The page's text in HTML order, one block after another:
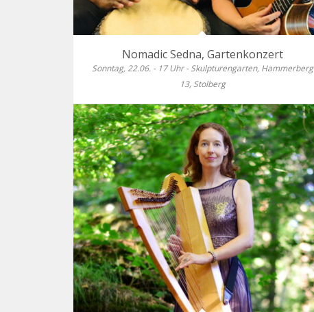
Nomadic Sedna, Gartenkonzert
Sonntag, 22.06. - 17 Uhr - Skulpturengarten, Hammerberg
13, Stolberg